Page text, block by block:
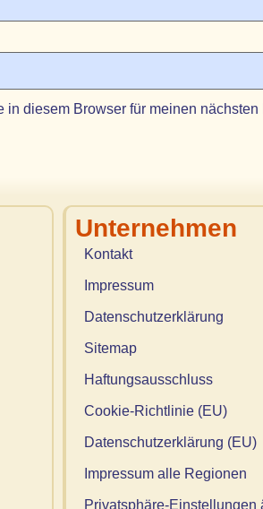
in diesem Browser für meinen
Unternehmen
Kontakt
Impressum
Datenschutzerklärung
Sitemap
Haftungsausschluss
Cookie-Richtlinie (EU)
Datenschutzerklärung (EU)
Impressum alle Regionen
Privatsphäre-Einstellungen